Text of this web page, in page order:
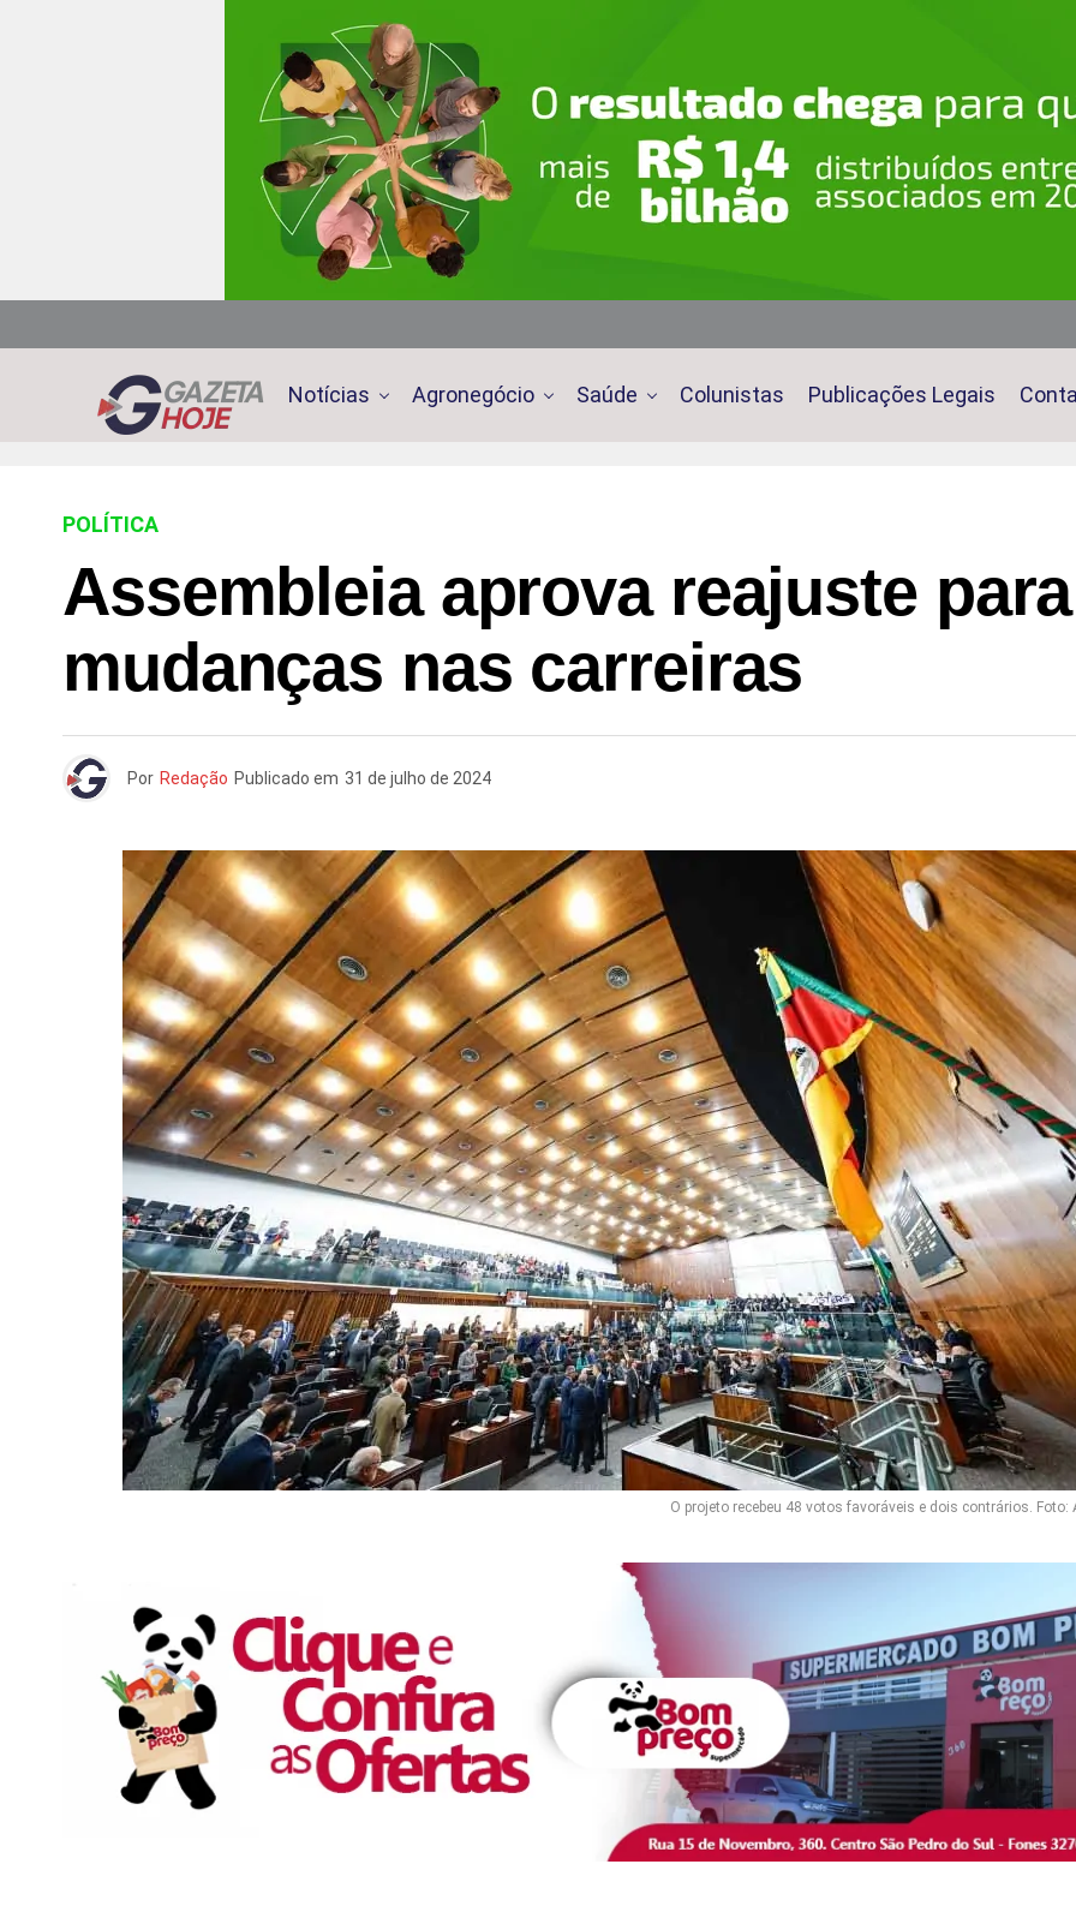
Notícias Agronegócio Saúde Colunistas Publicações Legais
POLÍTICA
Assembleia aprova reajuste
mudanças nas carreiras
Por Redação Publicado em 31 de julho de 2024
O projeto recebeu 48 votos favoráveis e dois contrários. Foto: